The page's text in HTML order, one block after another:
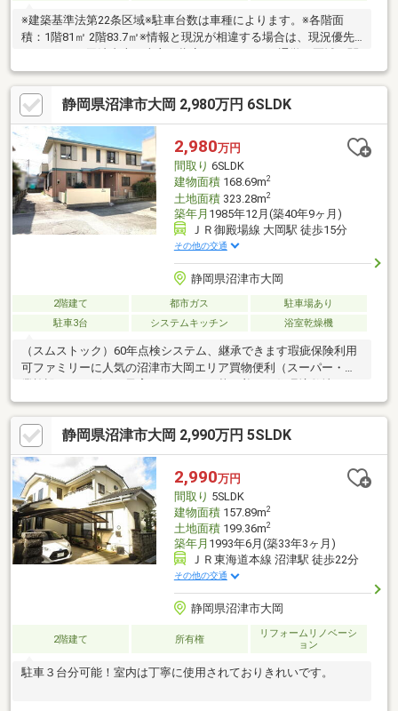
※建築基準法第22条区域※駐車台数は車種によります。※各階面
積：1階81㎡ 2階83.7㎡※情報と現況が相違する場合は、現況優先
しては自治体や教育委員会等にご確認ください。
静岡県沼津市大岡 2,980万円 6SLDK
2,980万円
間取り 6SLDK
建物面積168.69m2
土地面積323.28m2
築年月 1985年12月(築40年9ヶ月)
ＪＲ御殿場線 大岡駅 徒歩15分
その他の交通
静岡県沼津市大岡
2階建て 都市ガス
駐車場あり
駐車3台
システムキッチン 浴室乾燥機
（スムストック）60年点検システム、継承できます瑕疵保険利用
可ファミリーに人気の沼津市大岡エリア買物便利（スーパー・商
坪。ガーデニング・家庭菜園・BBQが楽しめますLDKと一体利用
可能な和室床の間付の情緒漂う和室豊富な収納スペース風通しの
よい両面バルコニー南バルコニーでお洗濯も快適カースペース3台
2021年3月：外壁全面改修済2024年3月：外装リフォーム済2024年
8月：床・壁・天井リフォーム済2024年8月：水周りリフォーム済
私道について 位置指定道路：あり ／ 持分：2/10
静岡県沼津市大岡 2,990万円 5SLDK
2,990万円
間取り 5SLDK
建物面積157.89m2
土地面積199.36m2
築年月 1993年6月(築33年3ヶ月)
ＪＲ東海道本線 沼津駅 徒歩22分
その他の交通
静岡県沼津市大岡
2階建て 所有権
リフォームリノベーシ
ョン
駐車３台分可能！室内は丁寧に使用されておりきれいです。